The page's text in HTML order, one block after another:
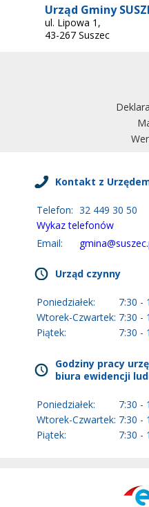
Urząd Gminy
ul. Lipowa 1,
43-267 Suszec
Kontakt z
Telefon: 32 449 30 50
Wykaz telefonów
Email:
Urząd czynny
Poniedziałek:
7:30 -
Wtorek-Czwartek: 7:30 -
Piątek:
7:30 -
Godziny pracy
biura ewidencji
Poniedziałek:
7:30 -
Wtorek-Czwartek: 7:30 -
Piątek:
7:30 -